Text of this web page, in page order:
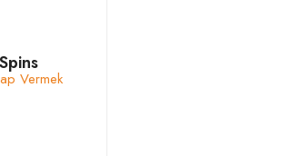
Vermek